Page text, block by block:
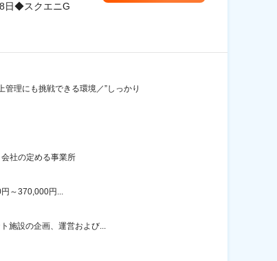
日◆スクエニG
理にも挑戦できる環境／”しっかり
社の定める事業所
～370,000円...
施設の企画、運営および...